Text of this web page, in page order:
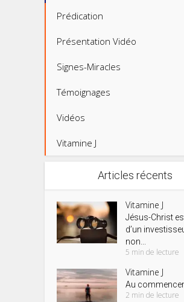
Prédication
Présentation Vidéo
Signes-Miracles
Témoignages
Vidéos
Vitamine J
Articles récents
Vitamine J
Jésus-Christ
d’un
non...
5 min de lecture
Vitamine J
Au
2 min de lecture